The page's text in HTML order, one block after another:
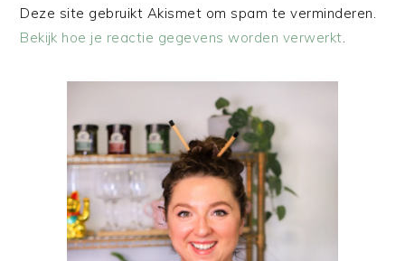
Deze site gebruikt Akismet om spam te verminderen.
Bekijk hoe je reactie gegevens worden verwerkt.